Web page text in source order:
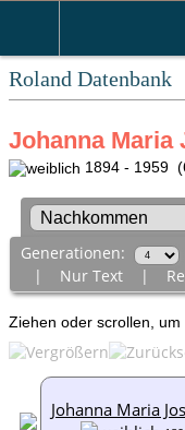
Roland Datenbank
Johanna Maria
1894 - 1959
Generationen:
| Nur Text|
Ziehen oder scrollen,
Johanna Maria